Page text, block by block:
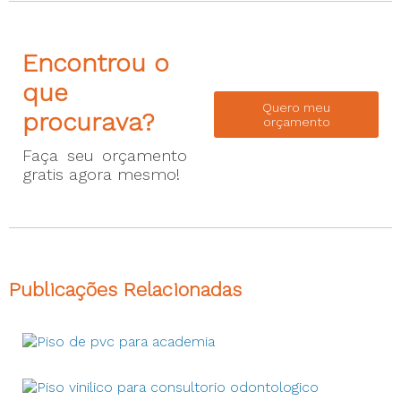
Encontrou o
que
procurava?
Faça seu orçamento
gratis agora mesmo!
Quero meu
orçamento
Publicações Relacionadas